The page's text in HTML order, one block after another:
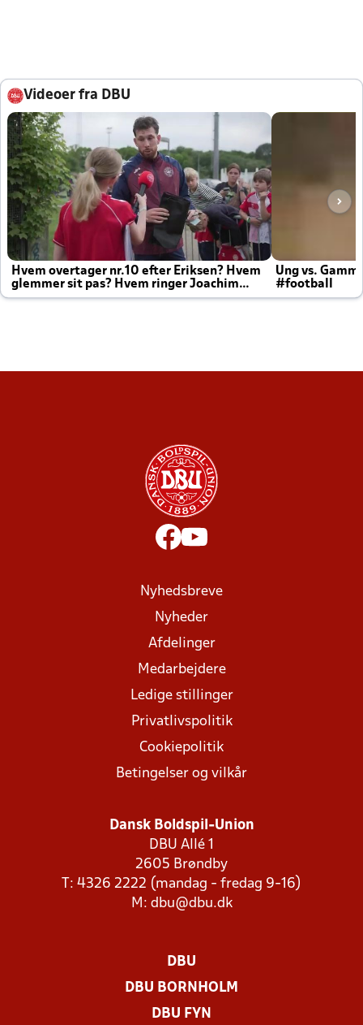
Videoer fra DBU
Hvem overtager nr.10 efter Eriksen? Hvem
glemmer sit pas? Hvem ringer Joachim
altid til efter kampe?
Ung vs.
#football
Nyhedsbreve
Nyheder
Afdelinger
Medarbejdere
Ledige stillinger
Privatlivspolitik
Cookiepolitik
Betingelser og vilkår
Dansk Boldspil-Union
DBU Allé 1
2605 Brøndby
T: 4326 2222 (mandag - fredag 9-16)
M: dbu@dbu.dk
DBU
DBU BORNHOLM
DBU FYN